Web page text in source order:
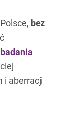
bez
i aberracji